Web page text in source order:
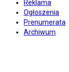
Reklama
Ogłoszenia
Prenumerata
Archiwum